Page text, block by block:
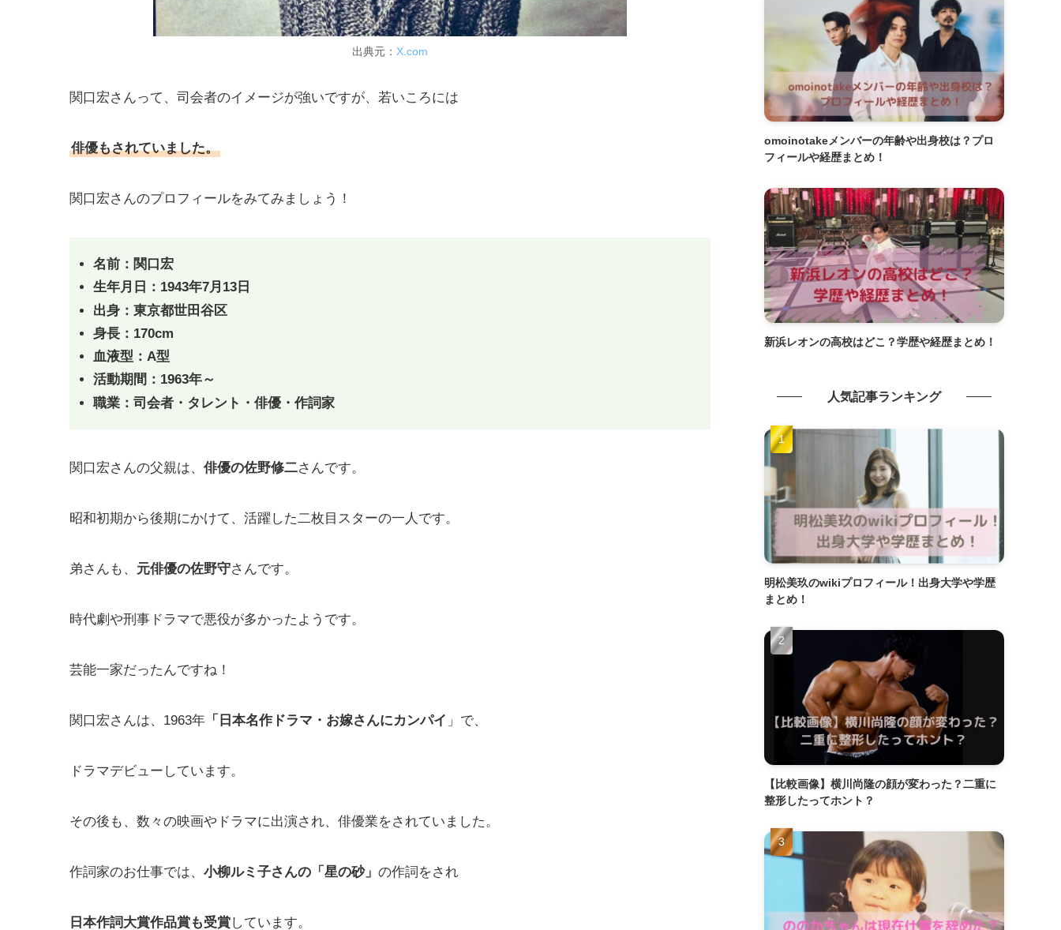
出典元： X.com
関口宏さんって、司会者のイメージが強いですが、若いころには
俳優もされていました。
関口宏さんのプロフィールをみてみましょう！
名前：関口宏
生年月日：1943年7月13日
出身：東京都世田谷区
身長：170cm
血液型：A型
活動期間：1963年～
職業：司会者・タレント・俳優・作詞家
関口宏さんの父親は、 俳優の佐野修二さんです。
昭和初期から後期にかけて、活躍した二枚目スターの一人です。
弟さんも、 元俳優の佐野守さんです。
時代劇や刑事ドラマで悪役が多かったようです。
芸能一家だったんですね！
関口宏さんは、1963年 「日本名作ドラマ・お嫁さんにカンパイ 」で、
ドラマデビューしています。
その後も、数々の映画やドラマに出演され、俳優業をされていました。
作詞家のお仕事では、 小柳ルミ子さんの「星の砂」 の作詞をされ
日本作詞大賞作品賞も受賞しています。
omoinotakeメンバーの年齢や出身校は？プロ
フィールや経歴まとめ！
新浜レオンの高校はどこ？学歴や経歴まとめ！
人気記事ランキング
明松美玖のwikiプロフィール！出身大学や学歴
まとめ！
【比較画像】横川尚隆の顔が変わった？二重に
整形したってホント？